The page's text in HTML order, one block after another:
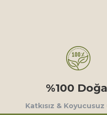
%100
Katkısız &